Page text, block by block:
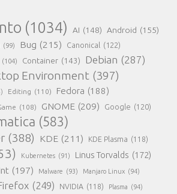
(1034) AI (148) Android (155)
(99) Bug (215) Canonical (122)
(104) Container (143) Debian (287)
Environment (397)
Editing (110) Fedora (188)
(108) GNOME (209) Google (120)
(583)
(388) KDE (211) KDE Plasma (118)
Kubernetes (91) Linus Torvalds (172)
(197) Malware (93) Manjaro Linux (94)
(249) NVIDIA (118) Plasma (94)